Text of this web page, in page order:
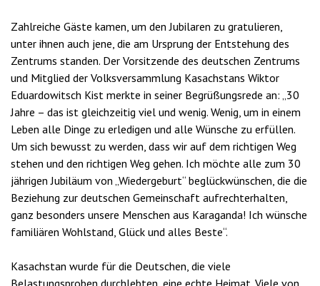
Zahlreiche Gäste kamen, um den Jubilaren zu gratulieren,
unter ihnen auch jene, die am Ursprung der Entstehung des
Zentrums standen. Der Vorsitzende des deutschen Zentrums
und Mitglied der Volksversammlung Kasachstans Wiktor
Eduardowitsch Kist merkte in seiner Begrüßungsrede an: „30
Jahre – das ist gleichzeitig viel und wenig. Wenig, um in einem
Leben alle Dinge zu erledigen und alle Wünsche zu erfüllen.
Um sich bewusst zu werden, dass wir auf dem richtigen Weg
stehen und den richtigen Weg gehen. Ich möchte alle zum 30
jährigen Jubiläum von „Wiedergeburt“ beglückwünschen, die die
Beziehung zur deutschen Gemeinschaft aufrechterhalten,
ganz besonders unsere Menschen aus Karaganda! Ich wünsche
familiären Wohlstand, Glück und alles Beste“.
Kasachstan wurde für die Deutschen, die viele
Belastungsproben durchlebten, eine echte Heimat. Viele von